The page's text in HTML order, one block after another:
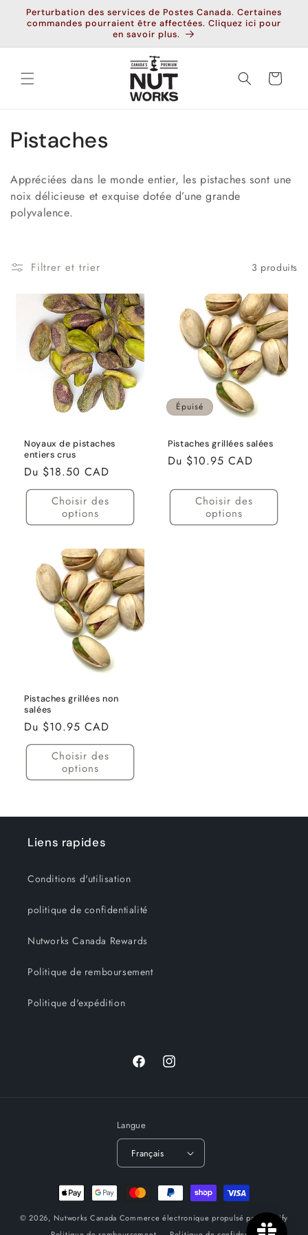
passer
au
Perturbation des services de Postes Canada. Certaines
commandes pourraient être affectées. Cliquez ici pour
en savoir plus.
Panier
C
l
l
c
Pistaches
Appréciées dans le monde entier, les pistaches sont une
noix délicieuse et exquise dotée d’une grande
polyvalence.
Filtrer et trier 3 produits
Noyaux de pistaches
entiers crus
Prix
habituel
Du $18.50 CAD
Choisir des
options
Épuisé
Pistaches grillées salées
Prix
Du $10.95 CAD
Choisir des
options
Pistaches grillées non
salées
Prix
habituel
Du $10.95 CAD
Choisir des
options
Liens rapides
Conditions d'utilisation
politique de confidentialité
Nutworks Canada Rewards
Politique de remboursement
Politique d'expédition
FacebookInstagram
Langue
Français
Moyens
de
paiement
© 2026, Nutworks Canada Commerce électronique propulsé par Shopify